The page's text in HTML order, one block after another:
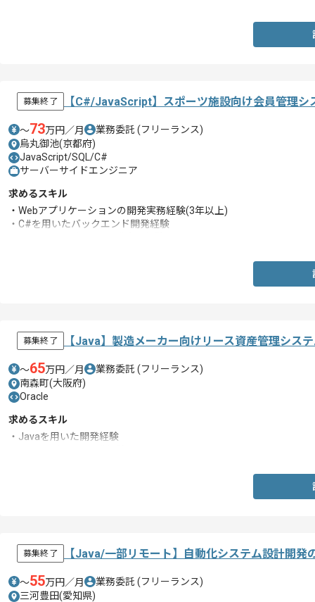
募集終了 【C#/JavaScript】スポーツ施設向け会員管理
〜73万円／月 業務委託 (フリーランス)
烏丸御池(京都府)
JavaScript/SQL/C#
サーバーサイドエンジニア
求めるスキル
・Webアプリケーションの開発実務経験(3年以上)
・C#を用いたバックエンド開発経験
募集終了 【Java】製造メーカー向けリース資産管理シス
〜65万円／月 業務委託 (フリーランス)
南森町(大阪府)
Oracle
求めるスキル
・Javaを用いた開発経験
募集終了 【Java/一部リモート】自動化システム設計開発
〜55万円／月 業務委託 (フリーランス)
三河豊田(愛知県)